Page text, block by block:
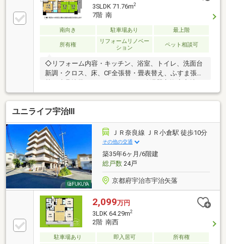
3SLDK 71.76m2
7階 南
南向き 駐車場あり 最上階
所有権
リフォームリノベー
ション
ペット相談可
◇リフォーム内容・キッチン、浴室、トイレ、洗面台
新調・クロス、床、CF全張替・畳表替え、ふすま張
宇治市立小倉小学校まで徒歩約12分・宇治市立北宇治
中学校まで徒歩約16分◆◇弊社が選ばれる理由
◆◇1．お金の扱い方のプロ、ファイナンシャルプラ
ンナーが資金計画をサポート！2．買い替えなどにも
対応できる売却専門チームあり！3．たくさんの銀行
と繋がりがあるため、最も低金利になるように審査が
可能！弊社は専門家同士が連携をとっているため、よ
り多くの知見がございますお気軽にお問合せくださ
い！
ユニライフ宇治Ⅲ
ＪＲ奈良線 ＪＲ小倉駅 徒歩10分
その他の交通
築35年6ヶ月/6階建
総戸数24戸
京都府宇治市宇治矢落
2,099万円
3LDK 64.29m2
2階 南西
駐車場あり 即入居可
所有権